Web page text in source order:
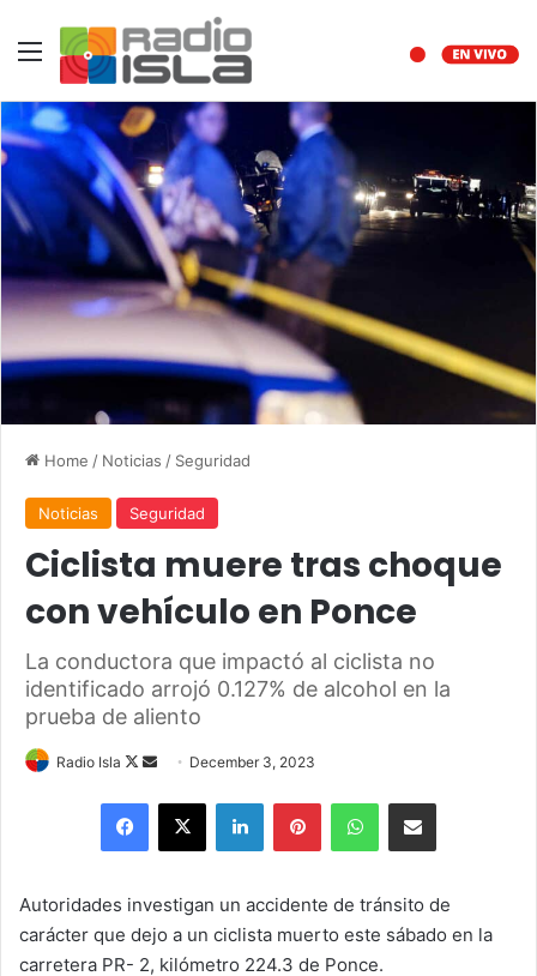
Menu
Home / Noticias / Seguridad
Noticias Seguridad
Ciclista muere tras choque
con vehículo en Ponce
La conductora que impactó al ciclista no
identificado arrojó 0.127% de alcohol en la
prueba de aliento
Radio Isla
Follow
Send
email
December 3, 2023
Facebook
X LinkedInPinterestWhatsAppShare via Email
Autoridades investigan un accidente de tránsito de
carácter que dejo a un ciclista muerto este sábado en la
carretera PR- 2, kilómetro 224.3 de Ponce.